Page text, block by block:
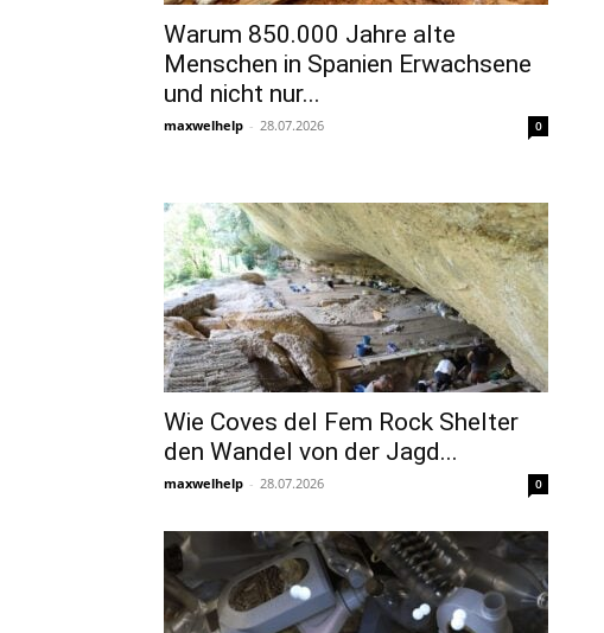
Warum 850.000 Jahre alte
Menschen in Spanien Erwachsene
und nicht nur...
maxwelhelp - 28.07.2026 0
Wie Coves del Fem Rock Shelter
den Wandel von der Jagd...
maxwelhelp - 28.07.2026 0